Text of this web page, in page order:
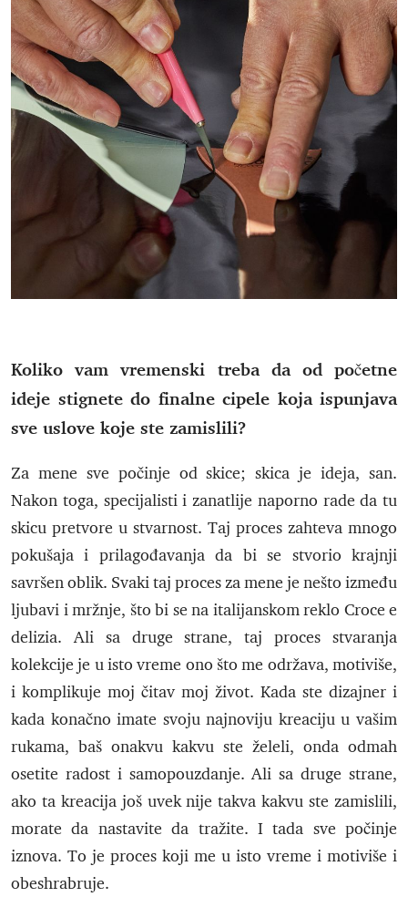
Koliko vam vremenski treba da od početne
ideje stignete do finalne cipele koja ispunjava
sve uslove koje ste zamislili?
Za mene sve počinje od skice; skica je ideja, san.
Nakon toga, specijalisti i zanatlije naporno rade da tu
skicu pretvore u stvarnost. Taj proces zahteva mnogo
pokušaja i prilagođavanja da bi se stvorio krajnji
savršen oblik. Svaki taj proces za mene je nešto između
ljubavi i mržnje, što bi se na italijanskom reklo Croce e
delizia. Ali sa druge strane, taj proces stvaranja
kolekcije je u isto vreme ono što me održava, motiviše,
i komplikuje moj čitav moj život. Kada ste dizajner i
kada konačno imate svoju najnoviju kreaciju u vašim
rukama, baš onakvu kakvu ste želeli, onda odmah
osetite radost i samopouzdanje. Ali sa druge strane,
ako ta kreacija još uvek nije takva kakvu ste zamislili,
morate da nastavite da tražite. I tada sve počinje
iznova. To je proces koji me u isto vreme i motiviše i
obeshrabruje.